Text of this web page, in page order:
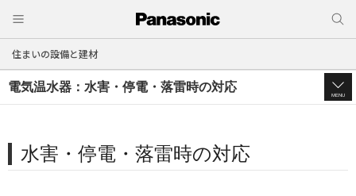
住まいの設備と建材
電気温水器：水害・停電・落雷時の対応
MENU
水害・停電・落雷時の対応